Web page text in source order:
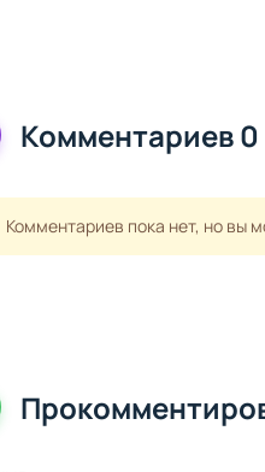
Комментариев 0
Комментариев пока нет, но вы